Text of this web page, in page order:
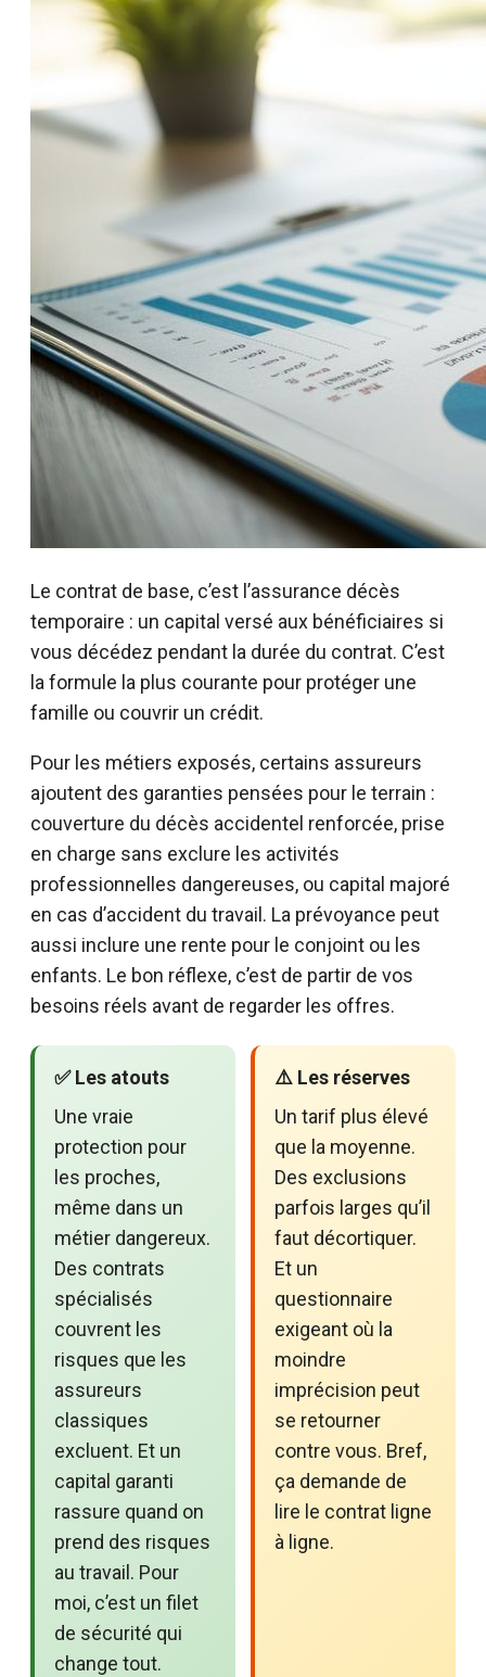
Le contrat de base, c’est l’assurance décès
temporaire : un capital versé aux bénéficiaires si
vous décédez pendant la durée du contrat. C’est
la formule la plus courante pour protéger une
famille ou couvrir un crédit.
Pour les métiers exposés, certains assureurs
ajoutent des garanties pensées pour le terrain :
couverture du décès accidentel renforcée, prise
en charge sans exclure les activités
professionnelles dangereuses, ou capital majoré
en cas d’accident du travail. La prévoyance peut
aussi inclure une rente pour le conjoint ou les
enfants. Le bon réflexe, c’est de partir de vos
besoins réels avant de regarder les offres.
✅ Les atouts
Une vraie
protection pour
les proches,
même dans un
métier dangereux.
Des contrats
spécialisés
couvrent les
risques que les
assureurs
classiques
excluent. Et un
capital garanti
rassure quand on
prend des risques
au travail. Pour
moi, c’est un filet
de sécurité qui
change tout.
⚠️ Les réserves
Un tarif plus élevé
que la moyenne.
Des exclusions
parfois larges qu’il
faut décortiquer.
Et un
questionnaire
exigeant où la
moindre
imprécision peut
se retourner
contre vous. Bref,
ça demande de
lire le contrat ligne
à ligne.